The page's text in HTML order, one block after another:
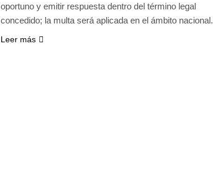
oportuno y emitir respuesta dentro del término legal
concedido; la multa será aplicada en el ámbito nacional.
Leer más